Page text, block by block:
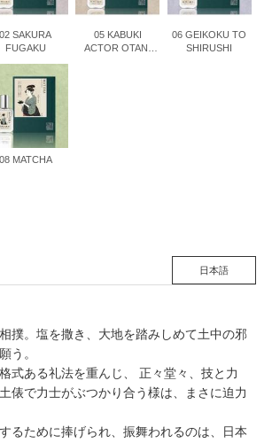
02 SAKURA
FUGAKU
05 KABUKI
ACTOR OTANI
06 GEIKOKU TO
SHIRUSHI
08 MATCHA
日本語
撲。塩を撒き、大地を踏みしめて土中の邪
う。
式ある礼法を重んじ、 正々堂々、技と力
俵で力士がぶつかり合う様は、まさに迫力
るために捧げられ、振舞われるのは、日本